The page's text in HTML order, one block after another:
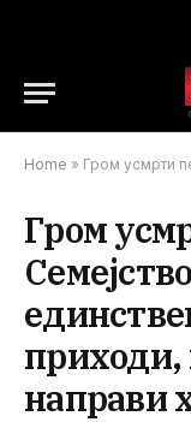
Home » Гром усмрти пет крави –
Гром
приходи,
направи